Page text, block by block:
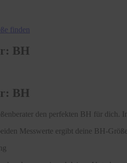
finden
BH
BH
den perfekten BH für
Messwerte ergibt deine BH-Größe.